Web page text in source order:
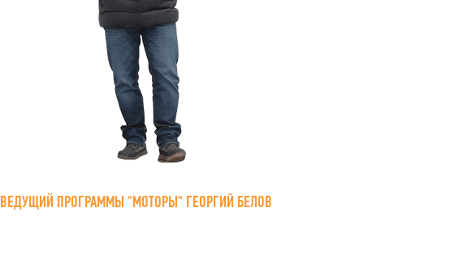
ВЕДУЩИЙ ПРОГРАММЫ "МОТОРЫ" ГЕОРГИЙ БЕЛОВ